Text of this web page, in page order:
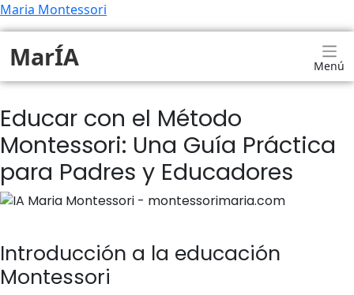
Maria Montessori
MarÍA Menú
Educar con el Método
Montessori: Una Guía Práctica
para Padres y Educadores
Introducción a la educación
Montessori